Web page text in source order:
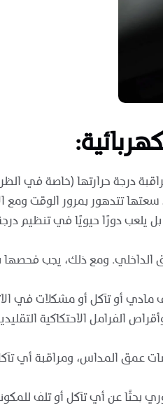
درجة حرارتها (خاصة في
سعتها تتدهور بمرور الوقت ومع
يلعب دورًا حيويًا في تنظيم
الداخلي. ومع ذلك، يجب
مادي أو تآكل أو مشكلات في
الفرامل الاحتكاكية
عمق المداس، ومراقبة أي
بحثًا عن أي تآكل أو تلف